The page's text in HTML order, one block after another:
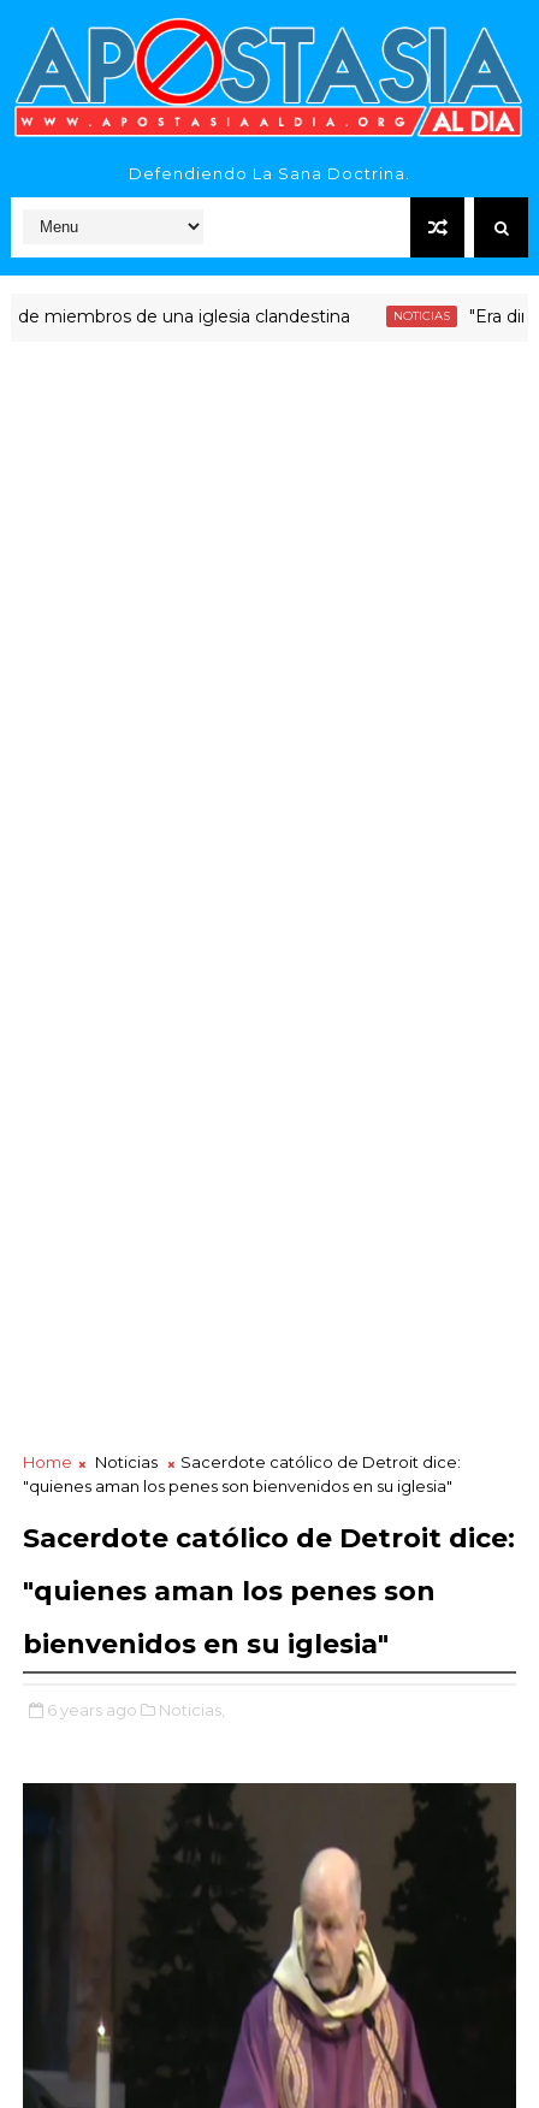
Defendiendo La Sana Doctrina.
de una iglesia clandestina NOTICIAS "Era dinero
Home Noticias
Sacerdote católico de Detroit dice:
"quienes aman los penes son bienvenidos en su iglesia"
Sacerdote católico de Detroit dice:
"quienes aman los penes son
bienvenidos en su iglesia"
6 years ago Noticias,